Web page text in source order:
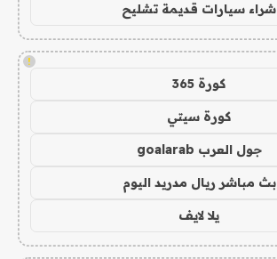
شراء سيارات قديمة تشليح
!
كورة 365
كورة سيتي
جول العرب goalarab
بث مباشر ريال مدريد اليوم
يلا لايف